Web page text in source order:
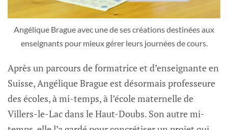
Angélique Brague avec une de ses créations destinées aux
enseignants pour mieux gérer leurs journées de cours.
Après un parcours de formatrice et d’enseignante en
Suisse, Angélique Brague est désormais professeure
des écoles, à mi-temps, à l’école maternelle de
Villers-le-Lac dans le Haut-Doubs. Son autre mi-